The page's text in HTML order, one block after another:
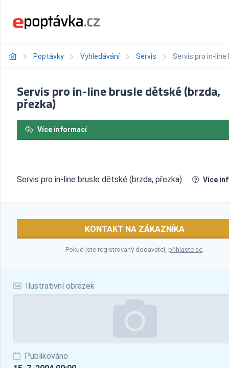
Poptávky Vyhledávání Servis Servis pro in-
Ilustrativní obrázek
Publikováno
Servis pro in-line brusle dětské (brzda,
přezka)
Více informací
Servis pro in-line brusle dětské (brzda, přezka) Více
KONTAKT NA ZÁKAZNÍKA
Pokud jste registrovaný dodavatel, přihlaste se.